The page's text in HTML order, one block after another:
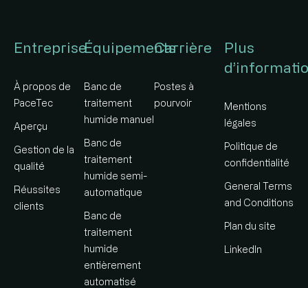
Entreprise
À propos de
PaceTec
Aperçu
Gestion de la
qualité
Réussites
clients
Équipements
Banc de
traitement
humide manuel
Banc de
traitement
humide semi-
automatique
Banc de
traitement
humide
entièrement
automatisé
Carrière
Postes à
pourvoir
Plus
Mentions
légales
Politique de
confidentialité
General Terms
and Conditions
Plan du site
LinkedIn